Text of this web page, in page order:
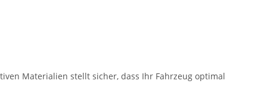
Materialien stellt sicher, dass Ihr Fahrzeug optimal